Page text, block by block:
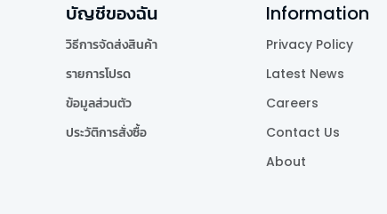
บัญชีของฉัน
วิธีการจัดส่งสินค้า
รายการโปรด
ข้อมูลส่วนตัว
ประวัติการสั่งซื้อ
Information
Privacy Policy
Latest News
Careers
Contact Us
About